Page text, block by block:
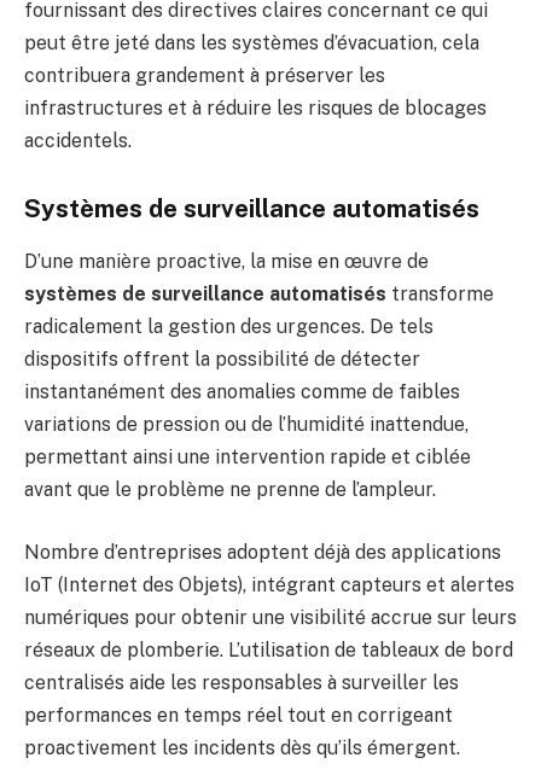
fournissant des directives claires concernant ce qui
peut être jeté dans les systèmes d’évacuation, cela
contribuera grandement à préserver les
infrastructures et à réduire les risques de blocages
accidentels.
Systèmes de surveillance automatisés
D’une manière proactive, la mise en œuvre de
systèmes de surveillance automatisés transforme
radicalement la gestion des urgences. De tels
dispositifs offrent la possibilité de détecter
instantanément des anomalies comme de faibles
variations de pression ou de l’humidité inattendue,
permettant ainsi une intervention rapide et ciblée
avant que le problème ne prenne de l’ampleur.
Nombre d’entreprises adoptent déjà des applications
IoT (Internet des Objets), intégrant capteurs et alertes
numériques pour obtenir une visibilité accrue sur leurs
réseaux de plomberie. L’utilisation de tableaux de bord
centralisés aide les responsables à surveiller les
performances en temps réel tout en corrigeant
proactivement les incidents dès qu’ils émergent.